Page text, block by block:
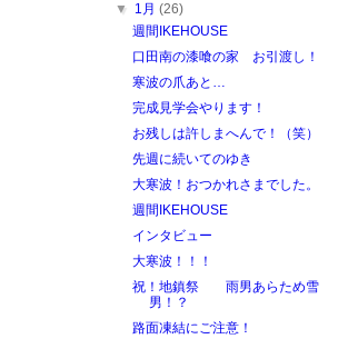
▼
1月 (26)
週間IKEHOUSE
口田南の漆喰の家 お引渡し！
寒波の爪あと…
完成見学会やります！
お残しは許しまへんで！（笑）
先週に続いてのゆき
大寒波！おつかれさまでした。
週間IKEHOUSE
インタビュー
大寒波！！！
祝！地鎮祭 雨男あらため雪
男！？
路面凍結にご注意！